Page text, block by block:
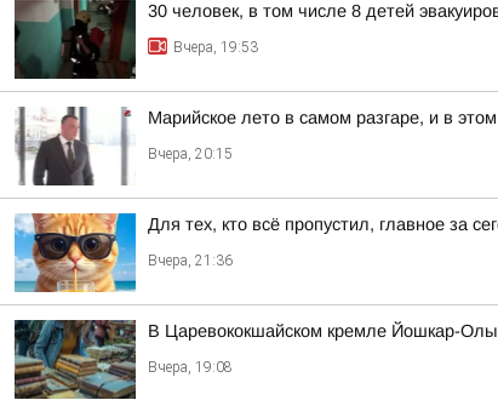
30 человек, в том числе 8 детей
Вчера, 19:53
Марийское лето в самом разгаре, и в
Вчера, 20:15
Для тех, кто всё пропустил, главное за
Вчера, 21:36
В Царевококшайском кремле Йошкар-Олы
Вчера, 19:08